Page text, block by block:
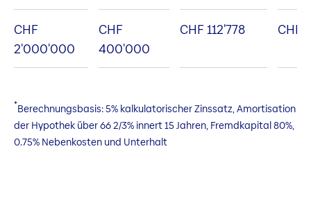
CHF
2'000'000
CHF
400'000
CHF 112'778 CHF
*Berechnungsbasis: 5% kalkulatorischer Zinssatz, Amortisation
der Hypothek über 66 2/3% innert 15 Jahren, Fremdkapital 80%,
0.75% Nebenkosten und Unterhalt